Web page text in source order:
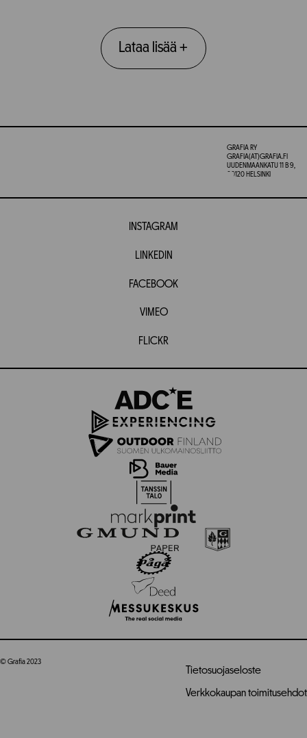
Lataa lisää+
GRAFIA RY
GRAFIA(AT)GRAFIA.FI
UUDENMAANKATU 11 B 9,
00120 HELSINKI
INSTAGRAM
LINKEDIN
FACEBOOK
VIMEO
FLICKR
© Grafia 2023
Tietosuojaseloste
Verkkokaupan toimitusehdot